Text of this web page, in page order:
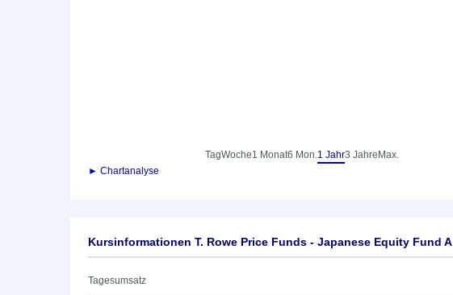
TagWoche1 Monat6 Mon.1 Jahr3 Jahre Max.
► Chartanalyse
Kursinformationen T. Rowe Price Funds - Japanese Equity Fund A
Tagesumsatz